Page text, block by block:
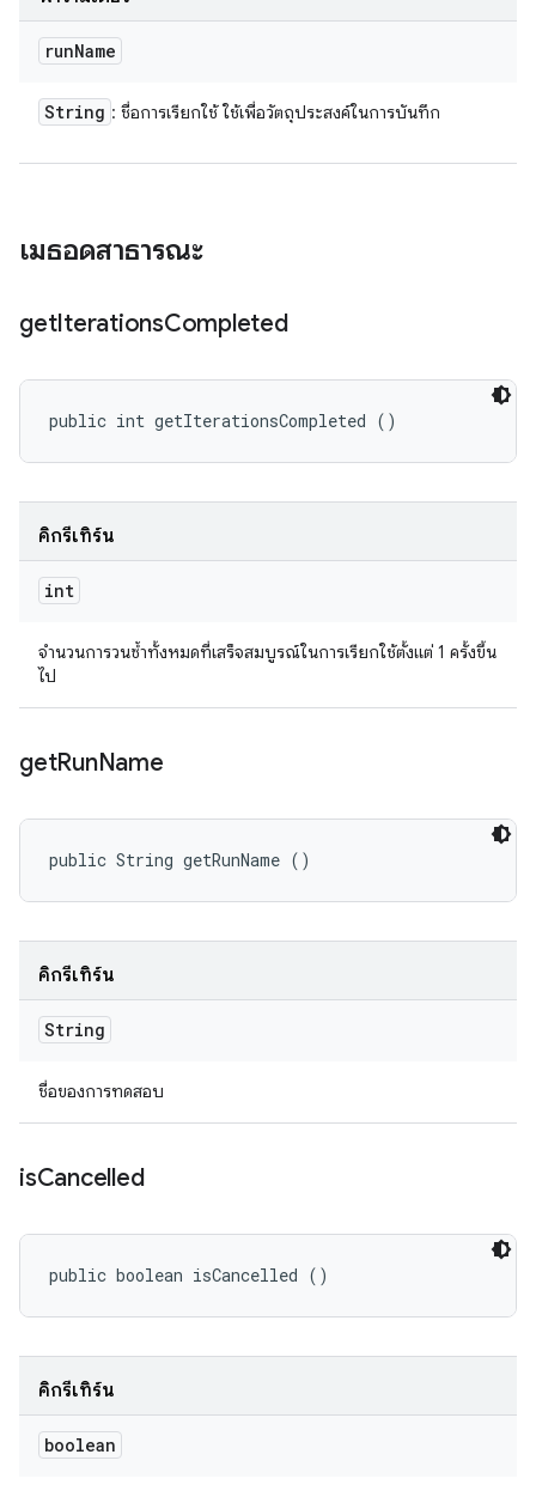
runName
String : ชื่อการเรียกใช้ ใช้เพื่อวัตถุประสงค์ในการบันทึก
เมธอดสาธารณะ
getIterationsCompleted
public int getIterationsCompleted ()
คิกรีเทิร์น
int
จำนวนการวนซ้ำทั้งหมดที่เสร็จสมบูรณ์ในการเรียกใช้ตั้งแต่ 1 ครั้งขึ้น
ไป
getRunName
public String getRunName ()
คิกรีเทิร์น
String
ชื่อของการทดสอบ
isCancelled
public boolean isCancelled ()
คิกรีเทิร์น
boolean